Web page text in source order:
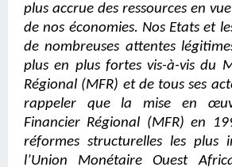
plus accrue des ressources en
de nos économies. Nos Etats et
de nombreuses attentes
plus en plus fortes vis-à-vis du
Régional (MFR) et de tous ses
rappeler que la mise en
Financier Régional (MFR) en
réformes structurelles les plus
l’Union Monétaire Ouest